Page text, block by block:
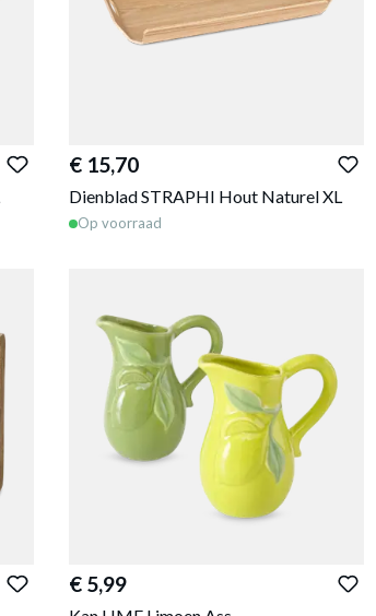
€ 15,70
Dienblad STRAPHI Hout Naturel XL
Op voorraad
€ 5,99